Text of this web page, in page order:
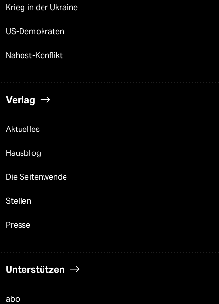
Krieg in der Ukraine
US-Demokraten
Nahost-Konflikt
Verlag
Aktuelles
Hausblog
Die Seitenwende
Stellen
Presse
Unterstützen
abo